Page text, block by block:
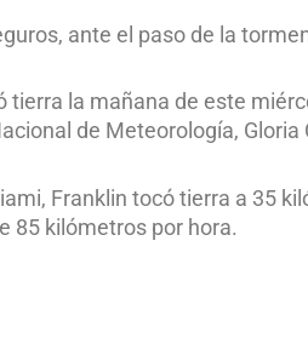
ante el paso de la
la mañana de este
de Meteorología, Gloria
Franklin tocó tierra a 35
85 kilómetros por hora.